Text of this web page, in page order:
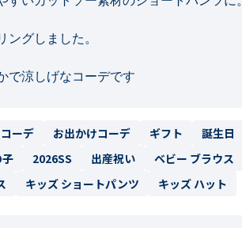
グしました。
ーデ お出かけコーデ ギフト 誕生日
2026SS 出産祝い
ベビー ブラウス
キッズ ショートパンツ キッズ ハット